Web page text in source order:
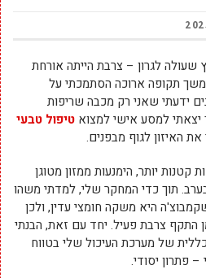
לגרון – צרבת הייתה אורחת
תקופה ארוכה הסתמכתי על
ידעתי שאני רק מכבה שריפות
למסע אישי למצוא טיפול טבעי
האיזון לגוף מבפנים.
קטנות יותר, הימנעות ממזון מטוגן
תוך כדי המחקר שלי, למדתי משהו
היא משקה חומצי עדין, ולכן
התקף צרבת פעיל. יחד עם זאת, הבנתי
של מערכת העיכול שלי בטווח
פתרון יסודי.